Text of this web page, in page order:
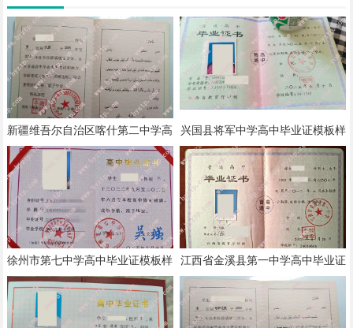
新疆维吾尔自治区喀什第二中学高
中毕业证模板样本
兴国县将军中学高中毕业证模板样
本
徐州市第七中学高中毕业证模板样
本
江西省金溪县第一中学高中毕业证
模板样本